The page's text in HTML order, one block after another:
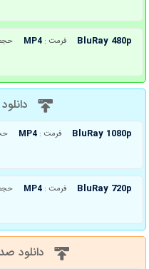
BluRay 480p فرمت : MP4
BluRay 1080p فرمت : MP4
BluRay 720p فرمت : MP4
دانلود